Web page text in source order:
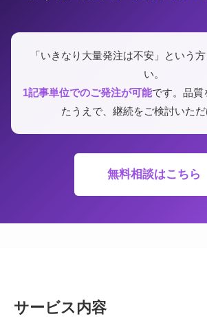
「いきなり大量発注は不安」という
い。
1記事単位でのご発注が可能です。品質
たうえで、継続をご検討いただ
無料相談はこちら
サービス内容